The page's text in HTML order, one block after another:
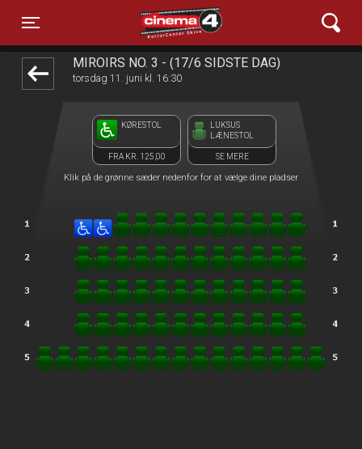
Toggle navigation
Cinema4
MIROIRS NO. 3 - (17/6 SIDSTE DAG)
torsdag 11. juni kl. 16:30
KØRESTOL
FRA KR. 125,00
LUKSUS
LÆNESTOL
SE MERE
Klik på de grønne sæder nedenfor for at vælge dine pladser
front03-cc 103012